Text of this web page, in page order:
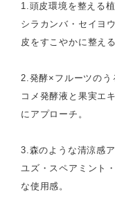
1.頭皮環境を整える
シラカンバ・セイヨ
皮をすこやかに整える
2.発酵×フルーツのう
コメ発酵液と果実エ
にアプローチ。
3.森のような清涼感
ユズ・スペアミント
な使用感。